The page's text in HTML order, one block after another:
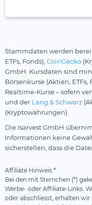
Stammdaten werden
ETFs, Fonds), CoinGecko
GmbH. Kursdaten sind
Börsenkurse (Aktien, ETFs,
Realtime-Kurse – sofern
und der Lang & Schwarz
(Kryptowährungen).
Die Isarvest GmbH
Informationen keine
sicherstellen, dass die
Affiliate Hinweis *
Bei den mit Sternchen (*)
Werbe- oder Affiliate-Links.
oder abschliesst, erhalten